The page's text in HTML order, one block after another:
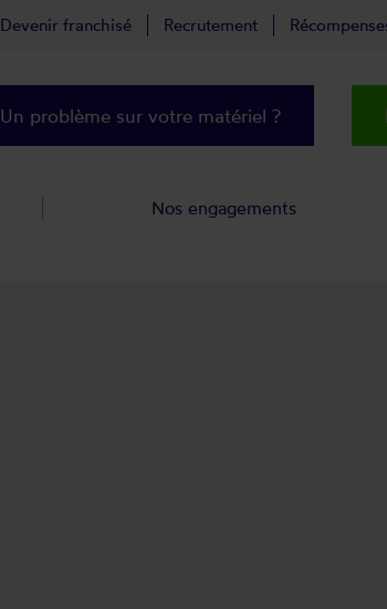
Devenir franchisé Recrutement
Un problème sur votre matériel ?
Nos engagements